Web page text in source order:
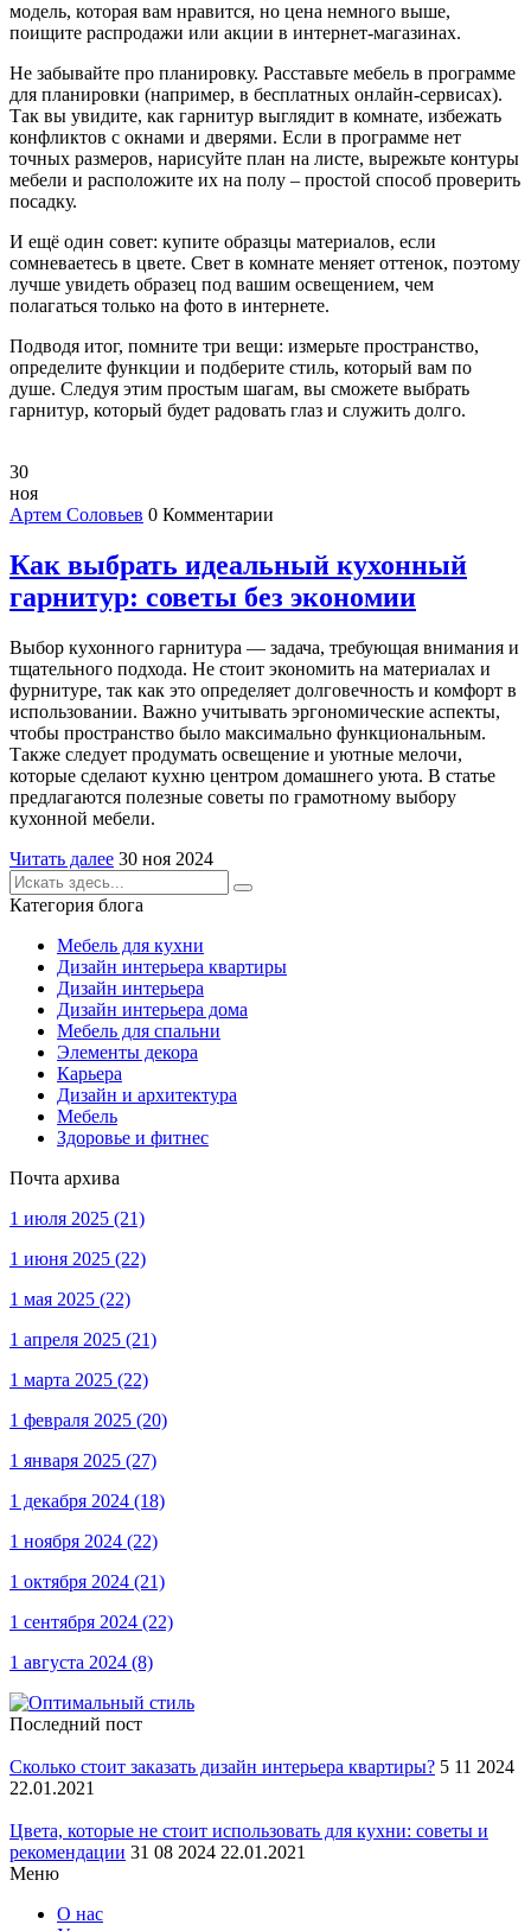
модель, которая вам нравится, но цена немного выше,
поищите распродажи или акции в интернет‑магазинах.
Не забывайте про планировку. Расставьте мебель в программе
для планировки (например, в бесплатных онлайн‑сервисах).
Так вы увидите, как гарнитур выглядит в комнате, избежать
конфликтов с окнами и дверями. Если в программе нет
точных размеров, нарисуйте план на листе, вырежьте контуры
мебели и расположите их на полу – простой способ проверить
посадку.
И ещё один совет: купите образцы материалов, если
сомневаетесь в цвете. Свет в комнате меняет оттенок, поэтому
лучше увидеть образец под вашим освещением, чем
полагаться только на фото в интернете.
Подводя итог, помните три вещи: измерьте пространство,
определите функции и подберите стиль, который вам по
душе. Следуя этим простым шагам, вы сможете выбрать
гарнитур, который будет радовать глаз и служить долго.
30
ноя
Артем Соловьев 0 Комментарии
Как выбрать идеальный кухонный
гарнитур: советы без экономии
Выбор кухонного гарнитура — задача, требующая внимания и
тщательного подхода. Не стоит экономить на материалах и
фурнитуре, так как это определяет долговечность и комфорт в
использовании. Важно учитывать эргономические аспекты,
чтобы пространство было максимально функциональным.
Также следует продумать освещение и уютные мелочи,
которые сделают кухню центром домашнего уюта. В статье
предлагаются полезные советы по грамотному выбору
кухонной мебели.
Читать далее 30 ноя 2024
Категория блога
Мебель для кухни
Дизайн интерьера квартиры
Дизайн интерьера
Дизайн интерьера дома
Мебель для спальни
Элементы декора
Карьера
Дизайн и архитектура
Мебель
Здоровье и фитнес
Почта архива
1 июля 2025 (21)
1 июня 2025 (22)
1 мая 2025 (22)
1 апреля 2025 (21)
1 марта 2025 (22)
1 февраля 2025 (20)
1 января 2025 (27)
1 декабря 2024 (18)
1 ноября 2024 (22)
1 октября 2024 (21)
1 сентября 2024 (22)
1 августа 2024 (8)
Последний пост
Сколько стоит заказать дизайн интерьера квартиры? 5 11 2024
22.01.2021
Цвета, которые не стоит использовать для кухни: советы и
рекомендации 31 08 2024 22.01.2021
Меню
О нас